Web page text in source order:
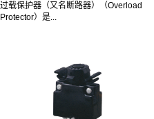
过载保护器（又名断路器）（Overload
Protector）是...